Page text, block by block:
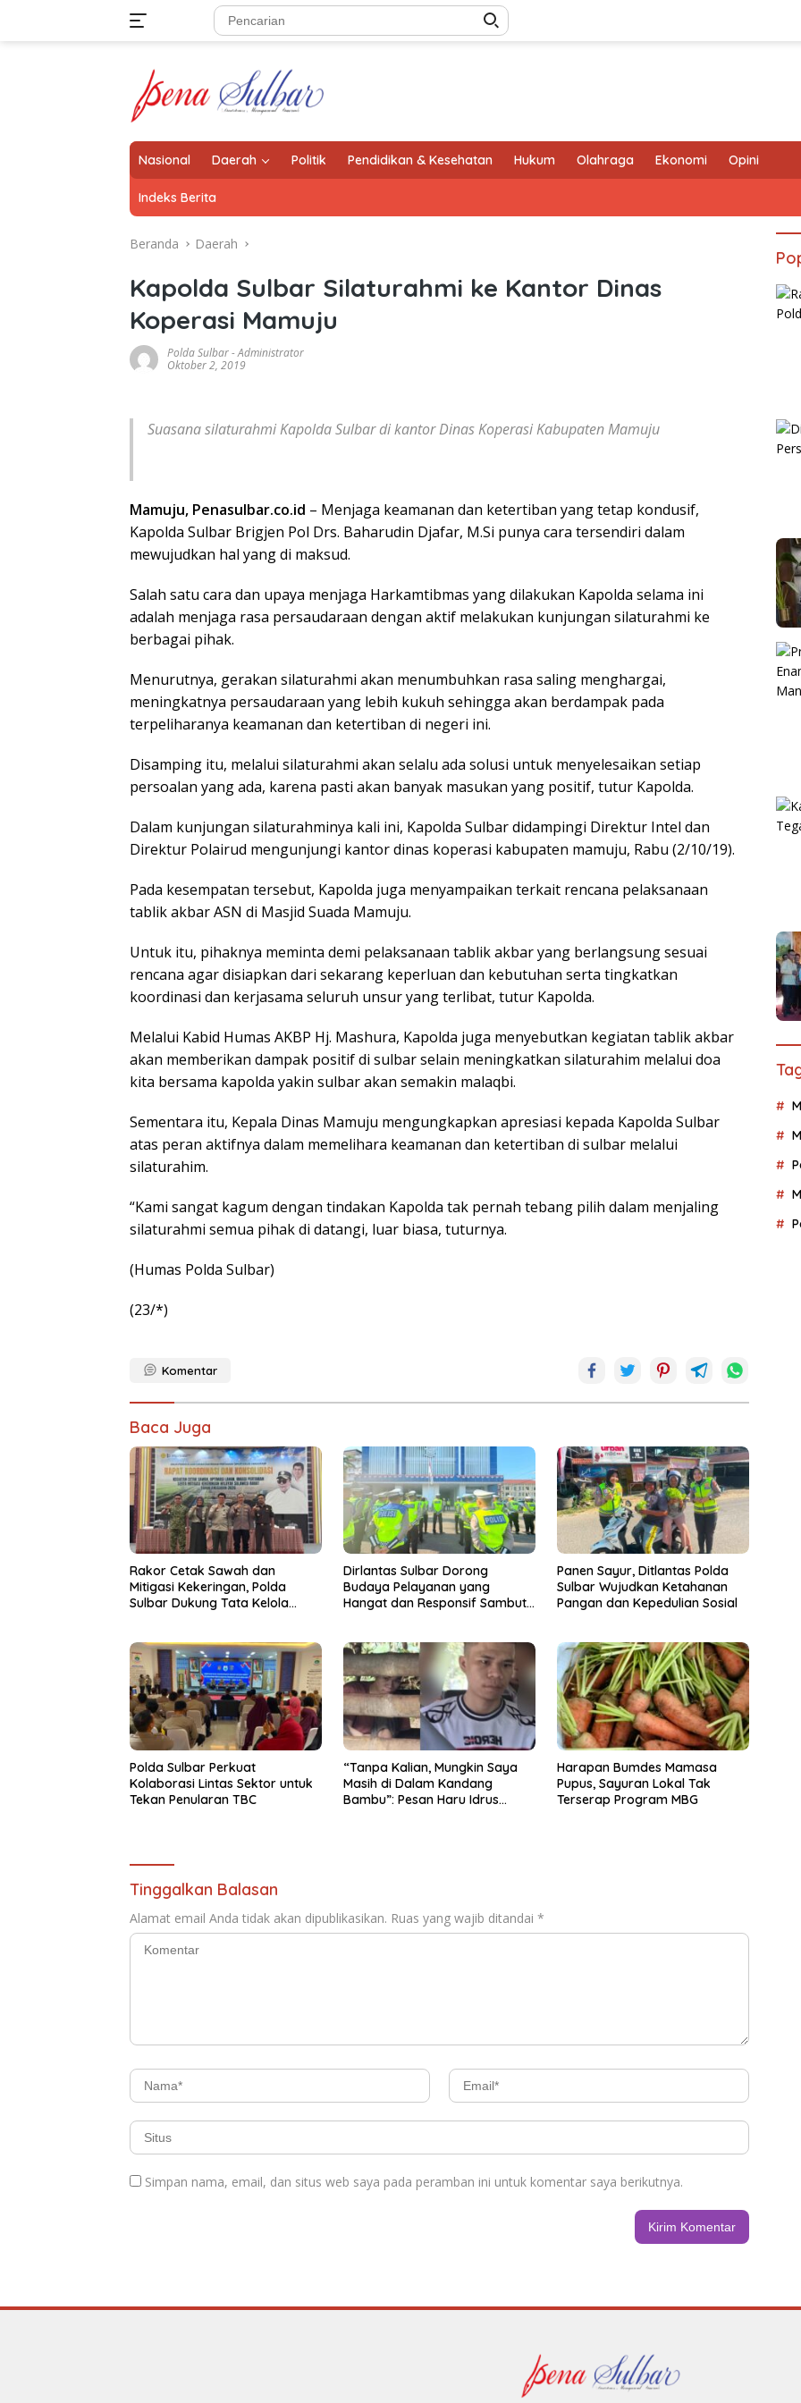
Nasional Daerah Politik Pendidikan & Kesehatan Hukum Olahraga Ekonomi Opini
Indeks Berita
Beranda Daerah
Kapolda Sulbar Silaturahmi ke Kantor Dinas
Koperasi Mamuju
Polda Sulbar-Administrator
Oktober 2, 2019
Suasana silaturahmi Kapolda Sulbar di kantor Dinas Koperasi Kabupaten Mamuju
Mamuju, Penasulbar.co.id – Menjaga keamanan dan ketertiban yang tetap kondusif,
Kapolda Sulbar Brigjen Pol Drs. Baharudin Djafar, M.Si punya cara tersendiri dalam
mewujudkan hal yang di maksud.
Salah satu cara dan upaya menjaga Harkamtibmas yang dilakukan Kapolda selama ini
adalah menjaga rasa persaudaraan dengan aktif melakukan kunjungan silaturahmi ke
berbagai pihak.
Menurutnya, gerakan silaturahmi akan menumbuhkan rasa saling menghargai,
meningkatnya persaudaraan yang lebih kukuh sehingga akan berdampak pada
terpeliharanya keamanan dan ketertiban di negeri ini.
Disamping itu, melalui silaturahmi akan selalu ada solusi untuk menyelesaikan setiap
persoalan yang ada, karena pasti akan banyak masukan yang positif, tutur Kapolda.
Dalam kunjungan silaturahminya kali ini, Kapolda Sulbar didampingi Direktur Intel dan
Direktur Polairud mengunjungi kantor dinas koperasi kabupaten mamuju, Rabu (2/10/19).
Pada kesempatan tersebut, Kapolda juga menyampaikan terkait rencana pelaksanaan
tablik akbar ASN di Masjid Suada Mamuju.
Untuk itu, pihaknya meminta demi pelaksanaan tablik akbar yang berlangsung sesuai
rencana agar disiapkan dari sekarang keperluan dan kebutuhan serta tingkatkan
koordinasi dan kerjasama seluruh unsur yang terlibat, tutur Kapolda.
Melalui Kabid Humas AKBP Hj. Mashura, Kapolda juga menyebutkan kegiatan tablik akbar
akan memberikan dampak positif di sulbar selain meningkatkan silaturahim melalui doa
kita bersama kapolda yakin sulbar akan semakin malaqbi.
Sementara itu, Kepala Dinas Mamuju mengungkapkan apresiasi kepada Kapolda Sulbar
atas peran aktifnya dalam memelihara keamanan dan ketertiban di sulbar melalui
silaturahim.
“Kami sangat kagum dengan tindakan Kapolda tak pernah tebang pilih dalam menjaling
silaturahmi semua pihak di datangi, luar biasa, tuturnya.
(Humas Polda Sulbar)
(23/*)
Komentar
Baca Juga
Rakor Cetak Sawah dan
Mitigasi Kekeringan, Polda
Sulbar Dukung Tata Kelola
Dirlantas Sulbar Dorong
Budaya Pelayanan yang
Hangat dan Responsif Sambut
Panen Sayur, Ditlantas Polda
Sulbar Wujudkan Ketahanan
Pangan dan Kepedulian Sosial
Polda Sulbar Perkuat
Kolaborasi Lintas Sektor untuk
Tekan Penularan TBC
“Tanpa Kalian, Mungkin Saya
Masih di Dalam Kandang
Bambu”: Pesan Haru Idrus
Harapan Bumdes Mamasa
Pupus, Sayuran Lokal Tak
Terserap Program MBG
Tinggalkan Balasan
Alamat email Anda tidak akan dipublikasikan. Ruas yang wajib ditandai *
Simpan nama, email, dan situs web saya pada peramban ini untuk komentar saya berikutnya.